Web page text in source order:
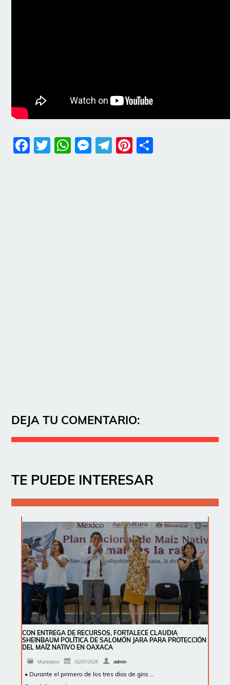
Facebook
Twitter
WhatsApp
Messenger
Telegram
Pinterest
DEJA TU COMENTARIO:
TE PUEDE INTERESAR
CON ENTREGA DE RECURSOS, FORTALECE CLAUDIA
SHEINBAUM POLÍTICA DE SALOMÓN JARA PARA PROTECCIÓN
DEL MAÍZ NATIVO EN OAXACA
Municipios 31/07/2026 admin
• Durante el primero de los tres días de gira …